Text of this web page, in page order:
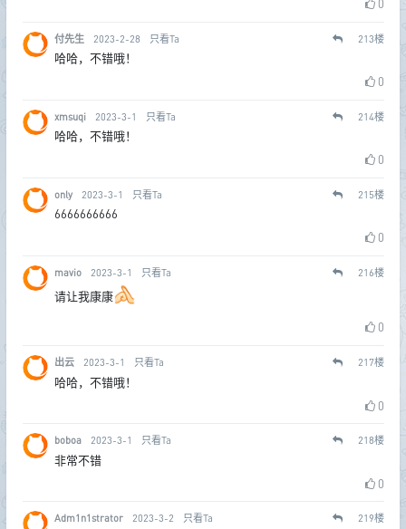
0
付先生 2023-2-28 只看Ta 213楼
哈哈，不错哦！
0
xmsuqi 2023-3-1 只看Ta 214楼
哈哈，不错哦！
0
only 2023-3-1 只看Ta 215楼
6666666666
0
mavio 2023-3-1 只看Ta 216楼
请让我康康
0
出云 2023-3-1 只看Ta 217楼
哈哈，不错哦！
0
boboa 2023-3-1 只看Ta 218楼
非常不错
0
Adm1n1strator 2023-3-2 只看Ta 219楼